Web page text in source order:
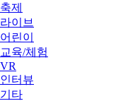
축제
라이브
어린이
교육/체험
VR
인터뷰
기타